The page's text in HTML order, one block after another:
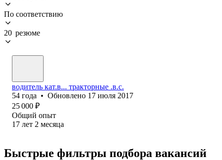
По соответствию
20 резюме
водитель кат.в... тракторные .в.с.
54 года • Обновлено 17 июля 2017
25 000 ₽
Общий опыт
17 лет 2 месяца
Быстрые фильтры подбора вакансий